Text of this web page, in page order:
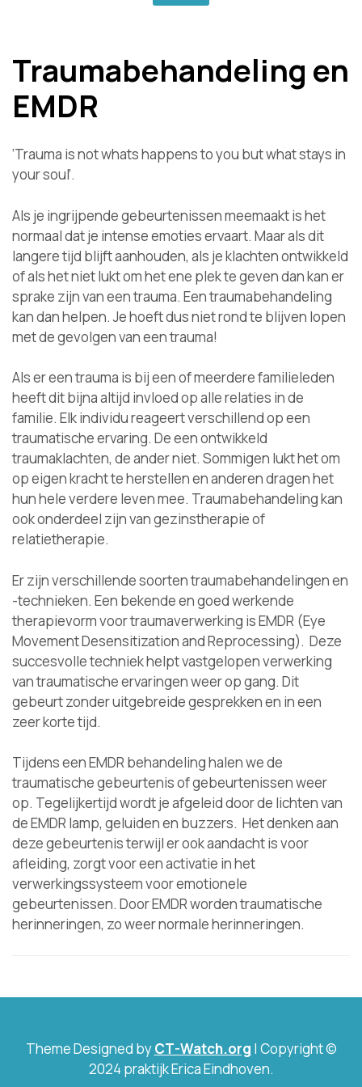
Traumabehandeling en
EMDR
‘Trauma is not whats happens to you but what stays in
your soul’.
Als je ingrijpende gebeurtenissen meemaakt is het
normaal dat je intense emoties ervaart. Maar als dit
langere tijd blijft aanhouden, als je klachten ontwikkeld
of als het niet lukt om het ene plek te geven dan kan er
sprake zijn van een trauma. Een traumabehandeling
kan dan helpen. Je hoeft dus niet rond te blijven lopen
met de gevolgen van een trauma!
Als er een trauma is bij een of meerdere familieleden
heeft dit bijna altijd invloed op alle relaties in de
familie. Elk individu reageert verschillend op een
traumatische ervaring. De een ontwikkeld
traumaklachten, de ander niet. Sommigen lukt het om
op eigen kracht te herstellen en anderen dragen het
hun hele verdere leven mee. Traumabehandeling kan
ook onderdeel zijn van gezinstherapie of
relatietherapie.
Er zijn verschillende soorten traumabehandelingen en
-technieken. Een bekende en goed werkende
therapievorm voor traumaverwerking is EMDR (Eye
Movement Desensitization and Reprocessing). Deze
succesvolle techniek helpt vastgelopen verwerking
van traumatische ervaringen weer op gang. Dit
gebeurt zonder uitgebreide gesprekken en in een
zeer korte tijd.
Tijdens een EMDR behandeling halen we de
traumatische gebeurtenis of gebeurtenissen weer
op. Tegelijkertijd wordt je afgeleid door de lichten van
de EMDR lamp, geluiden en buzzers. Het denken aan
deze gebeurtenis terwijl er ook aandacht is voor
afleiding, zorgt voor een activatie in het
verwerkingssysteem voor emotionele
gebeurtenissen. Door EMDR worden traumatische
herinneringen, zo weer normale herinneringen.
Theme Designed byCT-Watch.org | Copyright ©
2024 praktijk Erica Eindhoven.